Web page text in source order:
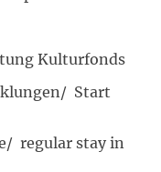
Kulturfonds
Start
regular stay in